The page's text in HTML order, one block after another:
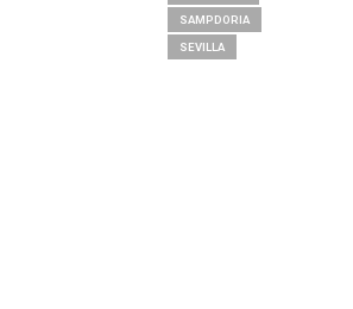
SAMPDORIA
SEVILLA